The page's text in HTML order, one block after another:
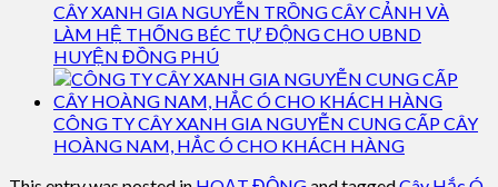
CÂY XANH GIA NGUYỄN TRỒNG CÂY CẢNH VÀ
LÀM HỆ THỐNG BÉC TỰ ĐỘNG CHO UBND
HUYỆN ĐỒNG PHÚ
CÔNG TY CÂY XANH GIA NGUYỄN CUNG CẤP CÂY
HOÀNG NAM, HẮC Ó CHO KHÁCH HÀNG